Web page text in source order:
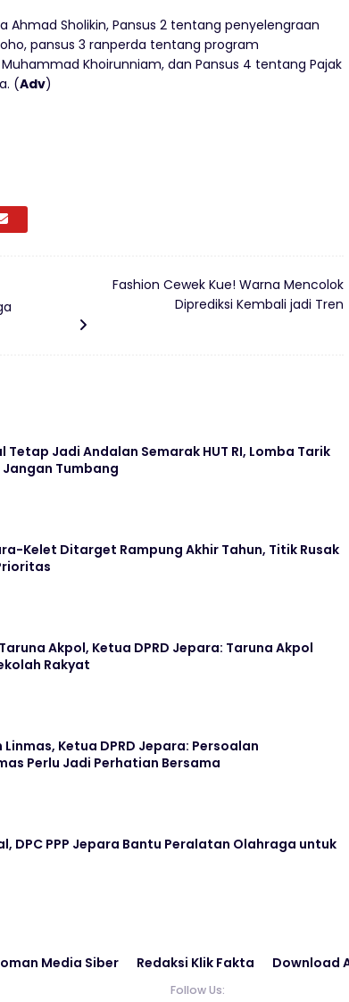
Ahmad Sholikin, Pansus 2 tentang penyelengraan
pansus 3 ranperda tentang program
Khoirunniam, dan Pansus 4 tentang Pajak
(Adv)
Fashion Cewek Kue! Warna Mencolok
Diprediksi Kembali jadi Tren
Jadi Andalan Semarak HUT RI, Lomba Tarik
Tumbang
Kelet Ditarget Rampung Akhir Tahun, Titik Rusak
Akpol, Ketua DPRD Jepara: Taruna Akpol
Rakyat
Linmas, Ketua DPRD Jepara: Persoalan
Perlu Jadi Perhatian Bersama
DPC PPP Jepara Bantu Peralatan Olahraga untuk
Media Siber Redaksi Klik Fakta Download
Follow Us: